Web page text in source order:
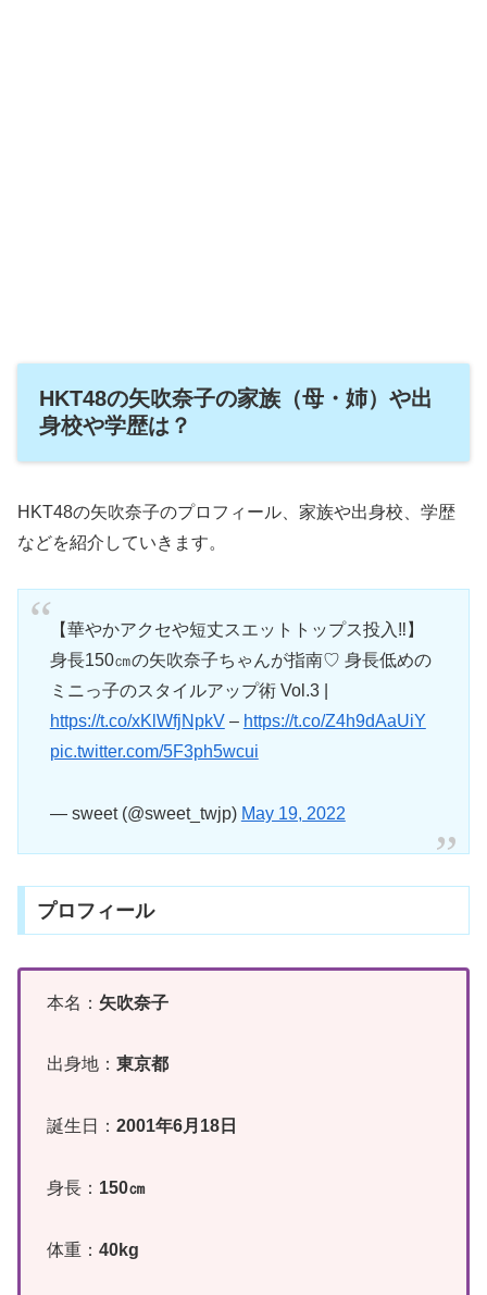
HKT48の矢吹奈子の家族（母・姉）や出
身校や学歴は？
HKT48の矢吹奈子のプロフィール、家族や出身校、学歴
などを紹介していきます。
【華やかアクセや短丈スエットトップス投入‼】
身長150㎝の矢吹奈子ちゃんが指南♡ 身長低めの
ミニっ子のスタイルアップ術 Vol.3 |
https://t.co/xKlWfjNpkV– https://t.co/Z4h9dAaUiY
pic.twitter.com/5F3ph5wcui
— sweet (@sweet_twjp) May 19, 2022
プロフィール
本名： 矢吹奈子
出身地： 東京都
誕生日： 2001年6月18日
身長： 150㎝
体重： 40kg